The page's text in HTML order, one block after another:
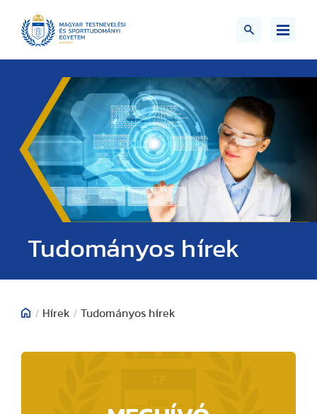
Tudományos hírek
/ Hírek / Tudományos hírek